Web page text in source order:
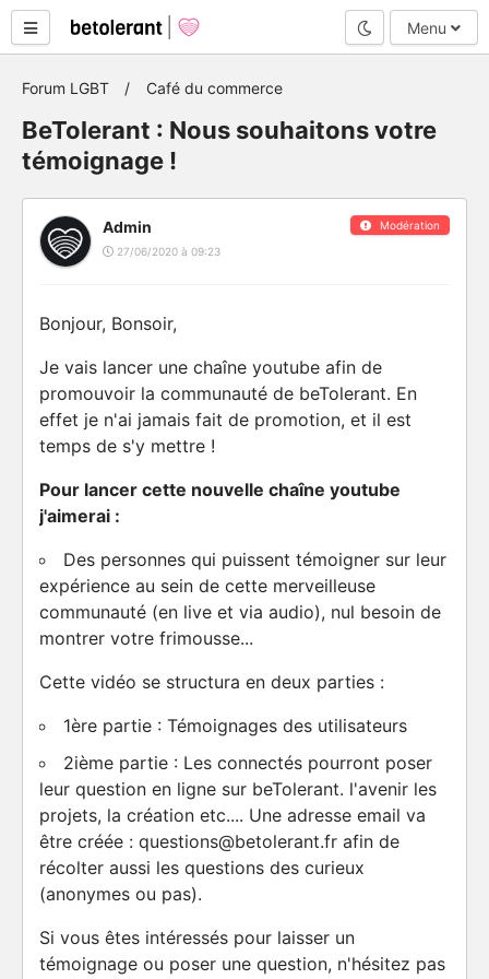
Mode nuit
Menu
Forum LGBT Café du commerce
BeTolerant : Nous souhaitons votre
témoignage !
Modération
Admin
27/06/2020 à 09:23
Bonjour, Bonsoir,
Je vais lancer une chaîne youtube afin de
promouvoir la communauté de beTolerant. En
effet je n'ai jamais fait de promotion, et il est
temps de s'y mettre !
Pour lancer cette nouvelle chaîne youtube
j'aimerai :
Des personnes qui puissent témoigner sur leur
expérience au sein de cette merveilleuse
communauté (en live et via audio), nul besoin de
montrer votre frimousse...
Cette vidéo se structura en deux parties :
1ère partie : Témoignages des utilisateurs
2ième partie : Les connectés pourront poser
leur question en ligne sur beTolerant. l'avenir les
projets, la création etc.... Une adresse email va
être créée : questions@betolerant.fr afin de
récolter aussi les questions des curieux
(anonymes ou pas).
Si vous êtes intéressés pour laisser un
témoignage ou poser une question, n'hésitez pas